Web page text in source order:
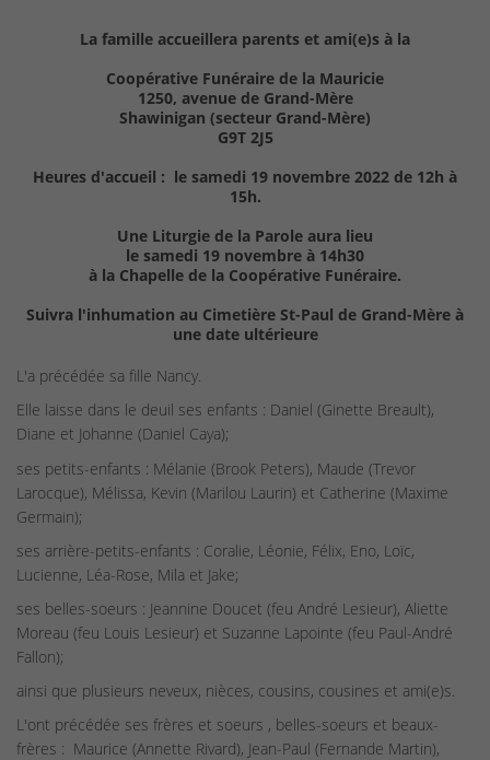
La famille accueillera parents et ami(e)s à la
Coopérative Funéraire de la Mauricie
1250, avenue de Grand-Mère
Shawinigan (secteur Grand-Mère)
G9T 2J5
Heures d'accueil : le samedi 19 novembre 2022 de 12h à
15h.
Une Liturgie de la Parole aura lieu
le samedi 19 novembre à 14h30
à la Chapelle de la Coopérative Funéraire.
Suivra l'inhumation au Cimetière St-Paul de Grand-Mère à
une date ultérieure
L'a précédée sa fille Nancy.
Elle laisse dans le deuil ses enfants : Daniel (Ginette Breault),
Diane et Johanne (Daniel Caya);
ses petits-enfants : Mélanie (Brook Peters), Maude (Trevor
Larocque), Mélissa, Kevin (Marilou Laurin) et Catherine (Maxime
Germain);
ses arrière-petits-enfants : Coralie, Léonie, Félix, Eno, Loïc,
Lucienne, Léa-Rose, Mila et Jake;
ses belles-soeurs : Jeannine Doucet (feu André Lesieur), Aliette
Moreau (feu Louis Lesieur) et Suzanne Lapointe (feu Paul-André
Fallon);
ainsi que plusieurs neveux, nièces, cousins, cousines et ami(e)s.
L'ont précédée ses frères et soeurs , belles-soeurs et beaux-
frères : Maurice (Annette Rivard), Jean-Paul (Fernande Martin),